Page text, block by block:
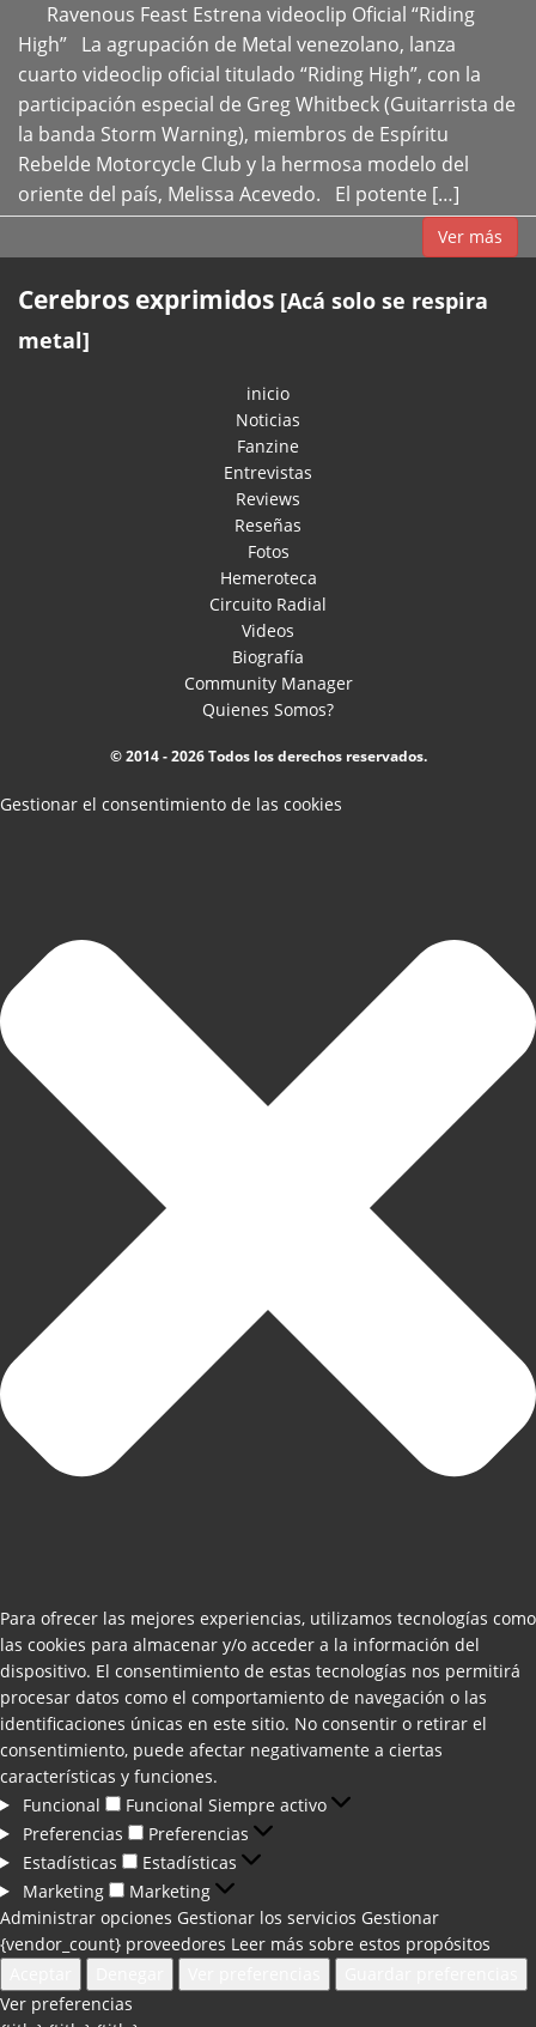
Ravenous Feast Estrena videoclip Oficial “Riding
High” La agrupación de Metal venezolano, lanza
cuarto videoclip oficial titulado “Riding High”, con la
participación especial de Greg Whitbeck (Guitarrista de
la banda Storm Warning), miembros de Espíritu
Rebelde Motorcycle Club y la hermosa modelo del
oriente del país, Melissa Acevedo. El potente […]
Ver más
Cerebros exprimidos [Acá solo se respira
metal]
inicio
Noticias
Fanzine
Entrevistas
Reviews
Reseñas
Fotos
Hemeroteca
Circuito Radial
Videos
Biografía
Community Manager
Quienes Somos?
© 2014 - 2026 Todos los derechos reservados.
Gestionar el consentimiento de las cookies
Para ofrecer las mejores experiencias, utilizamos tecnologías como
las cookies para almacenar y/o acceder a la información del
dispositivo. El consentimiento de estas tecnologías nos permitirá
procesar datos como el comportamiento de navegación o las
identificaciones únicas en este sitio. No consentir o retirar el
consentimiento, puede afectar negativamente a ciertas
características y funciones.
Funcional
Funcional Siempre activo
Preferencias
Preferencias
Estadísticas
Estadísticas
Marketing
Marketing
Administrar opciones Gestionar los servicios Gestionar
{vendor_count} proveedores Leer más sobre estos propósitos
Ver preferencias